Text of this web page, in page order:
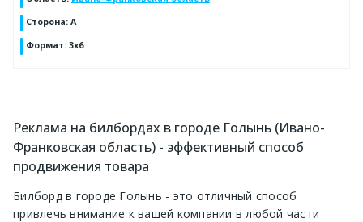
Сторона: А
Формат: 3x6
Реклама на билбордах в городе Голынь (Ивано-
Франковская область) - эффективный способ
продвижения товара
Билборд в городе Голынь - это отличный способ
привлечь внимание к вашей компании в любой части